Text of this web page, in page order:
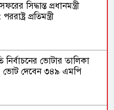
সিদ্ধান্ত প্রধানমন্ত্রী
প্রতিমন্ত্রী
নির্বাচনের ভোটার তালিকা
ভোট দেবেন ৩৪৯ এমপি